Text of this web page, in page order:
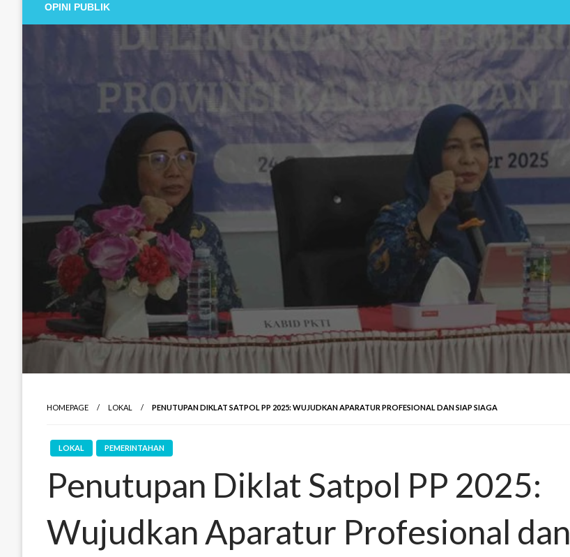
OPINI PUBLIK
HOMEPAGE LOKAL PENUTUPAN DIKLAT SATPOL PP 2025: WUJUDKAN APARATUR PROFESIONAL DAN SIAP SIAGA
LOKAL PEMERINTAHAN
Penutupan Diklat Satpol PP 2025:
Wujudkan Aparatur Profesional dan